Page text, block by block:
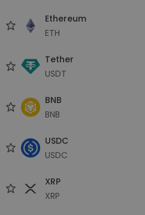
Ethereum
ETH
Tether
USDT
BNB
BNB
USDC
USDC
XRP
XRP